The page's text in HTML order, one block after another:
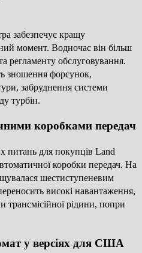
забезпечує кращу
момент. Водночас він більш
регламенту обслуговування.
зношення форсунок,
забруднення системи
турбін.
коробками передач
питань для покупців Land
коробки передач. На
шестиступеневим
високі навантаження,
трансмісійної рідини, попри
у версіях для США